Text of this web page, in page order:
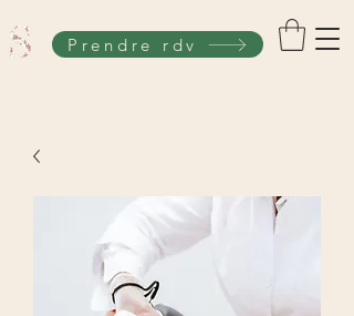
Prendre rdv